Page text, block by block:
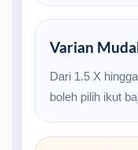
Varian
Dari 1.5 X
boleh pilih ikut